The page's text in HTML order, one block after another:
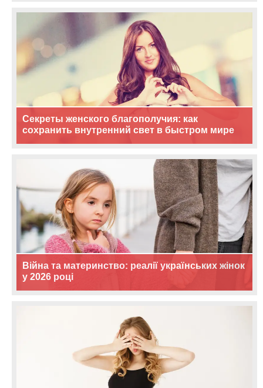
Секреты женского благополучия: как
сохранить внутренний свет в быстром мире
Війна та материнство: реалії українських жінок
у 2026 році